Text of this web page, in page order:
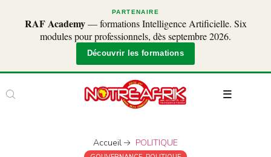
PARTENAIRE
RAF Academy— formations Intelligence Artificielle. Six
modules pour professionnels, dès septembre 2026.
Découvrir les formations
Accueil POLITIQUE